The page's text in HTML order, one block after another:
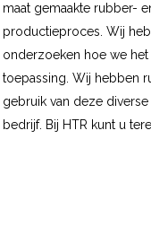
maat gemaakte rubber-
productieproces. Wij
onderzoeken hoe we
toepassing. Wij hebben
gebruik van deze
bedrijf. Bij HTR kunt u